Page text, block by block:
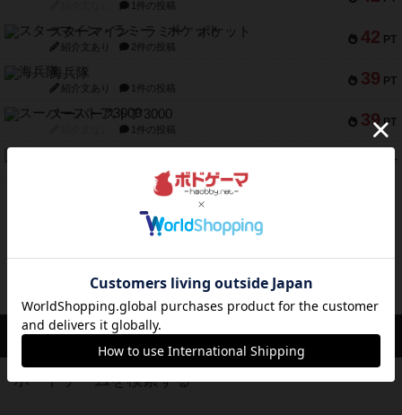
1件の投稿
42 PT
スターマイン・ラミー ポケット
紹介文あり 2件の投稿
39 PT
海兵隊
紹介文あり 1件の投稿
39 PT
スーパーストア3000
1件の投稿
PT
2件の投稿
※Apple、Apple のロゴ は、米国および他の国々で登録されたApple Inc.の商標です。
※App Store は、Apple Inc.のサービスマークです。
※Android は、グーグル インコーポレイテッドの商標または登録商標です。
ボドゲーマTOP
ボードゲームを検索する